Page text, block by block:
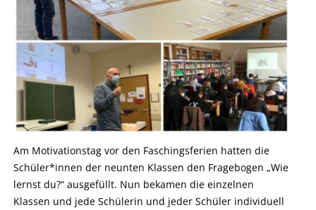
Am Motivationstag vor den Faschingsferien hatten die
Schüler*innen der neunten Klassen den Fragebogen „Wie
lernst du?“ ausgefüllt. Nun bekamen die einzelnen
Klassen und jede Schülerin und jeder Schüler individuell